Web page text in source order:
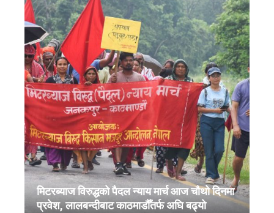
मिटरब्याज विरुद्धको पैदल न्याय मार्च आज चौथो दिनमा
प्रवेश, लालबन्दीबाट काठमाडौँतर्फ अघि बढ्यो